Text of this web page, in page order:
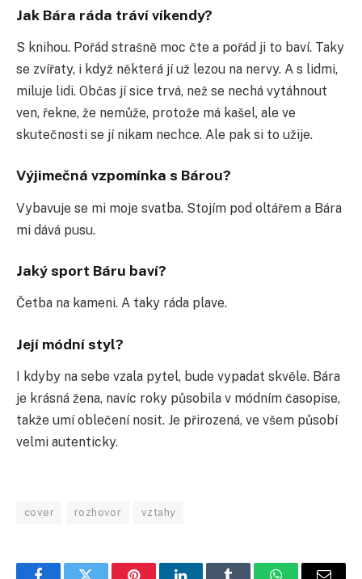
Jak Bára ráda tráví víkendy?
S knihou. Pořád strašně moc čte a pořád ji to baví. Taky
se zvířaty, i když některá jí už lezou na nervy. A s lidmi,
miluje lidi. Občas jí sice trvá, než se nechá vytáhnout
ven, řekne, že nemůže, protože má kašel, ale ve
skutečnosti se jí nikam nechce. Ale pak si to užije.
Výjimečná vzpomínka s Bárou?
Vybavuje se mi moje svatba. Stojím pod oltářem a Bára
mi dává pusu.
Jaký sport Báru baví?
Četba na kameni. A taky ráda plave.
Její módní styl?
I kdyby na sebe vzala pytel, bude vypadat skvěle. Bára
je krásná žena, navíc roky působila v módním časopise,
takže umí oblečení nosit. Je přirozená, ve všem působí
velmi autenticky.
cover rozhovor vztahy